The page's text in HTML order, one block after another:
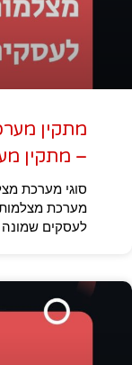
מתקין
– מתקין
סוגי מערכת
מערכת
לעסקים שמונה